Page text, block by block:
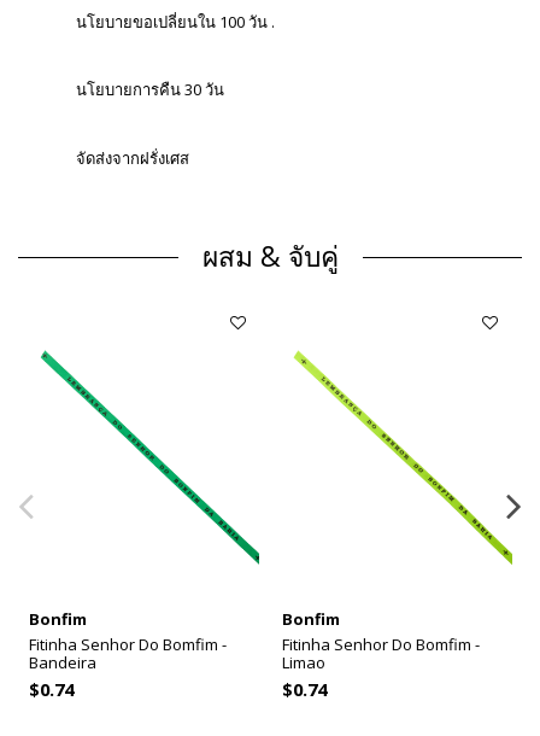
นโยบายขอเปลี่ยนใน 100 วัน .
นโยบายการคืน 30 วัน
จัดส่งจากฝรั่งเศส
ผสม & จับคู่
Bonfim
Fitinha Senhor Do Bomfim -
Bandeira
$0.74
Bonfim
Fitinha Senhor Do Bomfim -
Limao
$0.74